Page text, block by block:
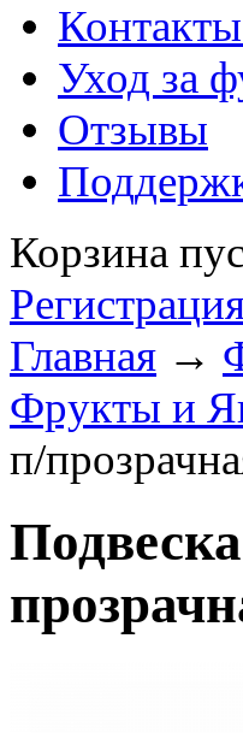
Уход за
Отзывы
Корзина
Главная →
Фрукты и
п/